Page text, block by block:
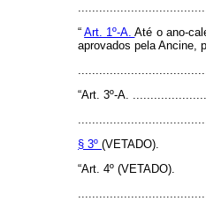
“Art. 1º-A.Até o ano-
aprovados pela Ancine,
“Art. 3º-A.
§ 3º (VETADO).
“Art. 4º (VETADO).